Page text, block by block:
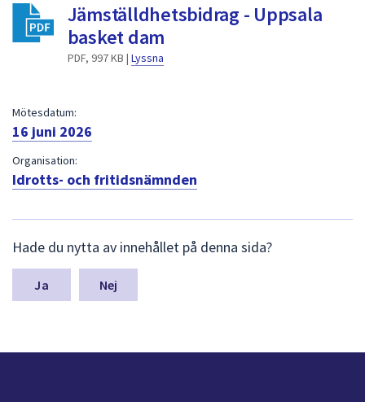
för
Jämställdhetsbidrag - Uppsala
basket dam
PDF, 997 KB | Lyssna
Mötesdatum:
16 juni 2026
Organisation:
Idrotts- och fritidsnämnden
ä
m
a
n
Hade du nytta av innehållet på denna sida?
Nej